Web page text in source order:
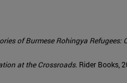
of Burmese Rohingya
at the Crossroads. Rider Books,